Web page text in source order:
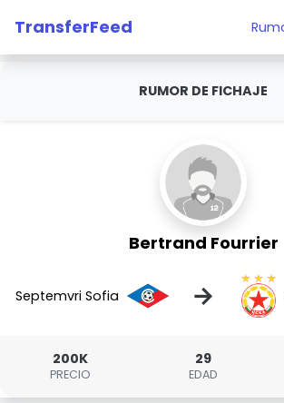
TransferFeed
RUMOR DE FICHAJE
Bertrand Fourrier
Septemvri Sofia →
200K
PRECIO
29
EDAD